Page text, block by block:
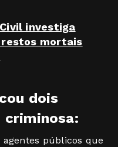
investiga
mortais
dois
criminosa:
públicos que